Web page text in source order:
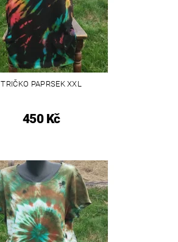
TRIČKO PAPRSEK XXL
450 Kč